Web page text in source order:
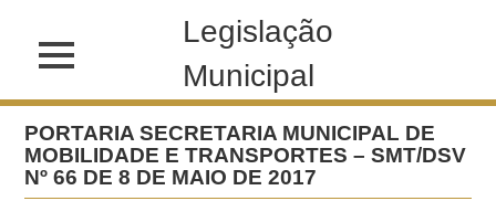
Legislação
Municipal
PORTARIA SECRETARIA MUNICIPAL DE
MOBILIDADE E TRANSPORTES – SMT/DSV
Nº 66 DE 8 DE MAIO DE 2017